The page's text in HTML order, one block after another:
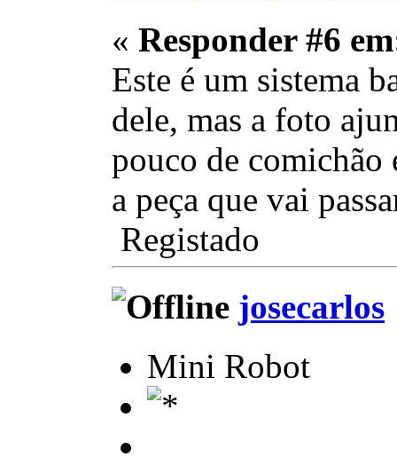
« Responder #6
Este é um sistema
dele, mas a foto
pouco de comichão
a peça que vai
Registado
josecarlos
Mini Robot